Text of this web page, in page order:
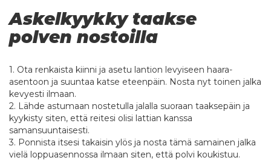
Askelkyykky taakse
polven nostoilla
1. Ota renkaista kiinni ja asetu lantion levyiseen haara-
asentoon ja suuntaa katse eteenpäin. Nosta nyt toinen jalka
kevyesti ilmaan.
2. Lähde astumaan nostetulla jalalla suoraan taaksepäin ja
kyykisty siten, että reitesi olisi lattian kanssa
samansuuntaisesti.
3. Ponnista itsesi takaisin ylös ja nosta tämä samainen jalka
vielä loppuasennossa ilmaan siten, että polvi koukistuu.